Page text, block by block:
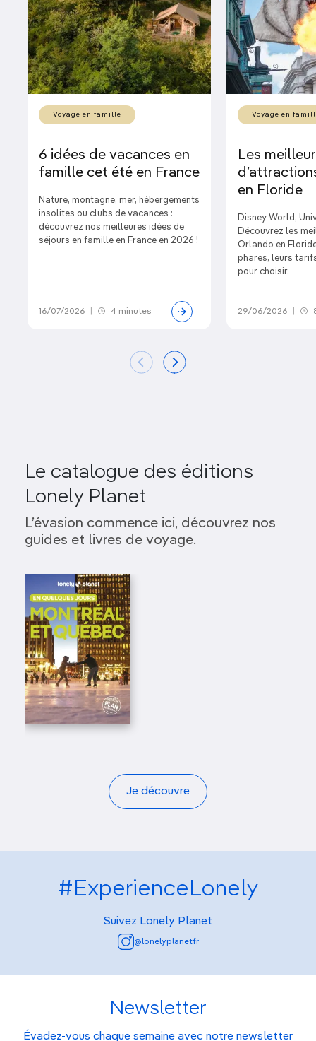
Voyage en famille
6 idées de vacances en
famille cet été en France
Nature, montagne, mer, hébergements
insolites ou clubs de vacances :
découvrez nos meilleures idées de
séjours en famille en France en 2026 !
16/07/2026 4 minutes
Voyage en
Les
en Floride
Disney World,
Découvrez les
Orlando en
phares, leurs
pour choisir.
29/06/2026
Le catalogue des éditions
Lonely Planet
L’évasion commence ici, découvrez nos
guides et livres de voyage.
Je découvre
#ExperienceLonely
Suivez Lonely Planet
@lonelyplanetfr
Newsletter
Évadez-vous chaque semaine avec notre newsletter